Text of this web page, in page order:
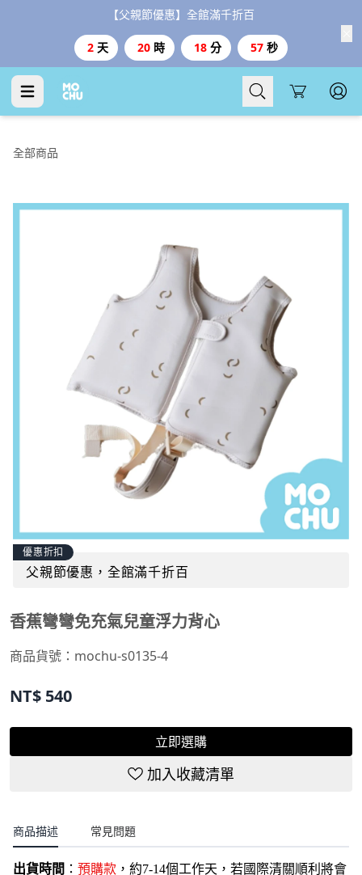
【父親節優惠】全館滿千折百
2 天 20 時 18 分 56 秒
Cart
全部商品
優惠折扣
父親節優惠，全館滿千折百
香蕉彎彎免充氣兒童浮力背心
商品貨號： mochu-s0135-4
NT$ 540
立即選購
加入收藏清單
商品描述 常見問題
出貨時間 ： 預購款 ，約7-14個工作天，若國際清關順利將會